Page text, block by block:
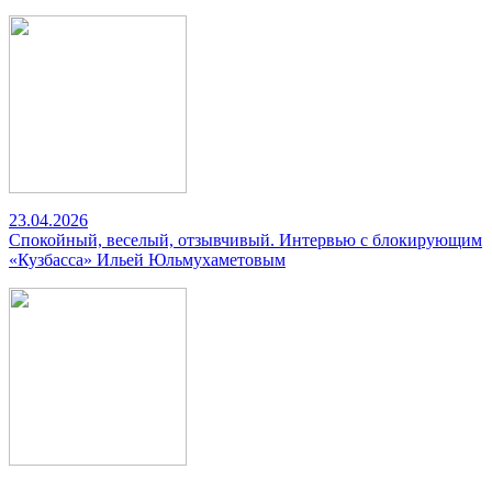
23.04.2026
Спокойный, веселый, отзывчивый. Интервью с блокирующим
«Кузбасса» Ильей Юльмухаметовым